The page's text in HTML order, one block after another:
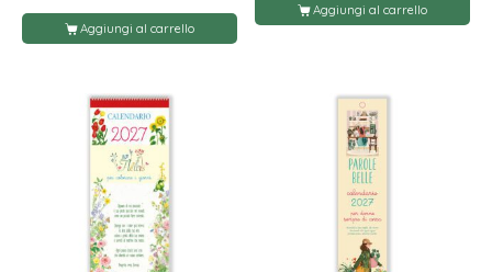
Aggiungi al carrello
Aggiungi al carrello